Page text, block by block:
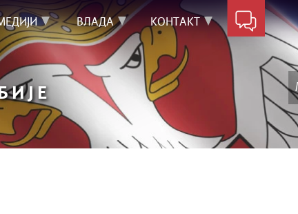
ВЛАДА КОНТАКТ